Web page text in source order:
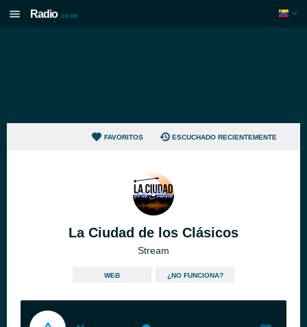
Radio .co.ve
FAVORITOS ESCUCHADO RECIENTEMENTE
La Ciudad de los Clásicos
Stream
WEB ¿NO FUNCIONA?